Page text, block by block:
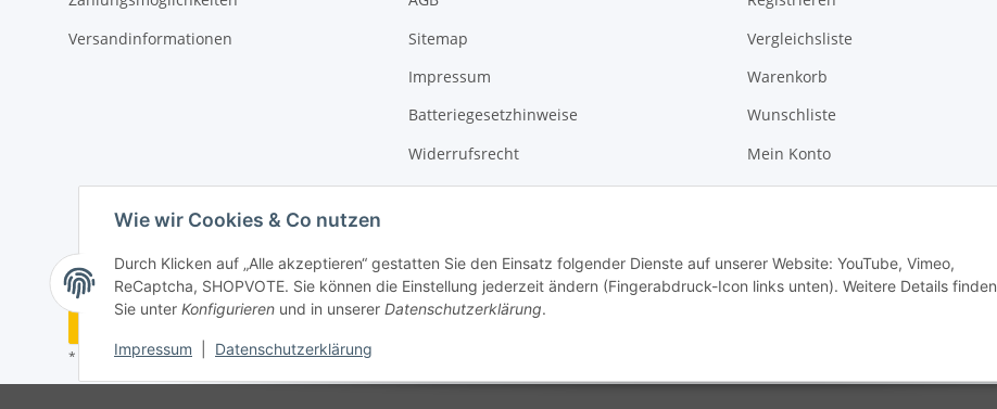
Wie wir Cookies & Co nutzen
Durch Klicken auf „Alle akzeptieren“ gestatten Sie den Einsatz folgender Dienste auf unserer Website: YouTube, Vimeo,
ReCaptcha, SHOPVOTE. Sie können die Einstellung jederzeit ändern (Fingerabdruck-Icon links unten). Weitere Details finden
Sie unter Konfigurieren und in unserer Datenschutzerklärung.
Impressum Datenschutzerklärung
Versandinformationen
Sitemap
Impressum
Batteriegesetzhinweise
Widerrufsrecht
Vergleichsliste
Warenkorb
Wunschliste
Mein Konto
News
Vertrag widerrufen
* Alle Preise inkl. gesetzlicher USt., zzgl.Versand